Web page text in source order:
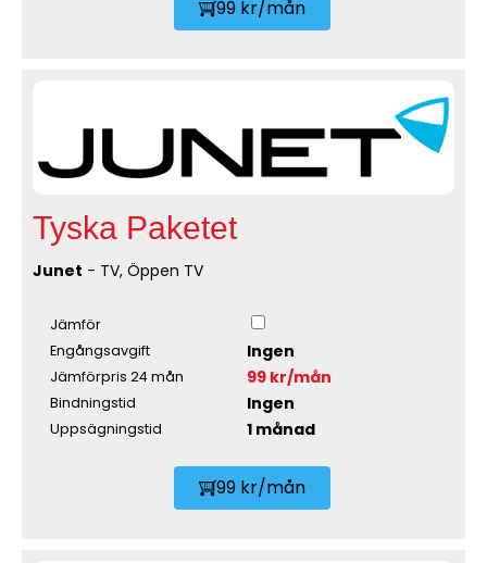
99 kr/mån
Tyska Paketet
Junet - TV, Öppen TV
Jämför
Engångsavgift
Ingen
Jämförpris 24 mån 99 kr/mån
Bindningstid Ingen
Uppsägningstid 1 månad
99 kr/mån